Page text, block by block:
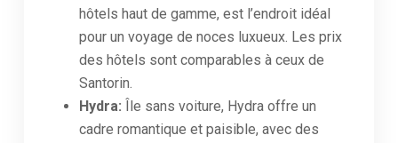
hôtels haut de gamme, est l’endroit idéal
pour un voyage de noces luxueux. Les prix
des hôtels sont comparables à ceux de
Santorin.
Hydra: Île sans voiture, Hydra offre un
cadre romantique et paisible, avec des